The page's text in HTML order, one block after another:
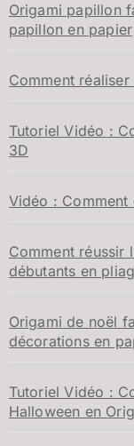
Origami papillon
papillon en papier
Comment
Tutoriel Vidéo :
3D
Vidéo : Comment
Comment réussir
débutants en
Origami de noël
décorations en
Tutoriel Vidéo :
Halloween en